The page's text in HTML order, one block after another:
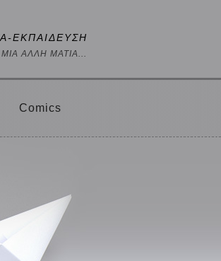
ΕΚΠΑΙΔΕΥΣΗ
ΑΛΛΗ ΜΑΤΙΑ...
Comics